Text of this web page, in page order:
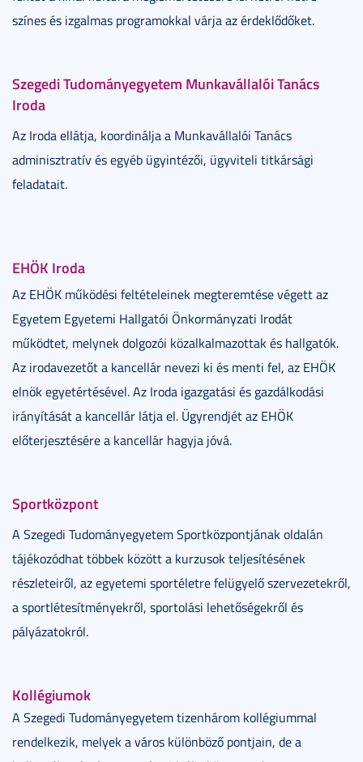
színes és izgalmas programokkal várja az érdeklődőket.
Szegedi Tudományegyetem Munkavállalói Tanács
Iroda
Az Iroda ellátja, koordinálja a Munkavállalói Tanács
adminisztratív és egyéb ügyintézői, ügyviteli titkársági
feladatait.
EHÖK Iroda
Az EHÖK működési feltételeinek megteremtése végett az
Egyetem Egyetemi Hallgatói Önkormányzati Irodát
működtet, melynek dolgozói közalkalmazottak és hallgatók.
Az irodavezetőt a kancellár nevezi ki és menti fel, az EHÖK
elnök egyetértésével. Az Iroda igazgatási és gazdálkodási
irányítását a kancellár látja el. Ügyrendjét az EHÖK
előterjesztésére a kancellár hagyja jóvá.
Sportközpont
A Szegedi Tudományegyetem Sportközpontjának oldalán
tájékozódhat többek között a kurzusok teljesítésének
részleteiről, az egyetemi sportéletre felügyelő szervezetekről,
a sportlétesítményekről, sportolási lehetőségekről és
pályázatokról.
Kollégiumok
A Szegedi Tudományegyetem tizenhárom kollégiummal
rendelkezik, melyek a város különböző pontjain, de a